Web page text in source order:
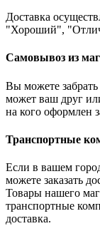
Доставка
"Хороший",
Самовывоз из
Вы можете
может ваш друг
на кого оформлен
Транспортные
Если в вашем
можете заказать
Товары нашего
транспортные
доставка.